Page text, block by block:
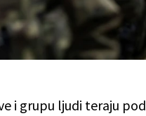
i grupu ljudi teraju